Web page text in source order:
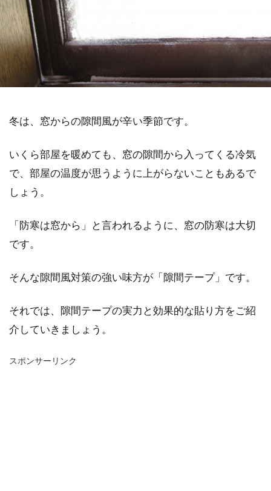
冬は、窓からの隙間風が辛い季節です。
いくら部屋を暖めても、窓の隙間から入ってくる冷気
で、部屋の温度が思うように上がらないこともあるで
しょう。
「防寒は窓から」と言われるように、窓の防寒は大切
です。
そんな隙間風対策の強い味方が「隙間テープ」です。
それでは、隙間テープの実力と効果的な貼り方をご紹
介していきましょう。
スポンサーリンク